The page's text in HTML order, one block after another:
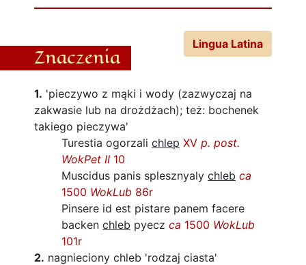
Znaczenia
Lingua Latina
1. 'pieczywo z mąki i wody (zazwyczaj na
zakwasie lub na drożdżach); też: bochenek
takiego pieczywa'
Turestia ogorzali chlep XV p. post.
WokPet II 10
Muscidus panis splesznyaly chleb ca
1500 WokLub 86r
Pinsere id est pistare panem facere
backen chleb pyecz ca 1500 WokLub
101r
2. nagnieciony chleb 'rodzaj ciasta'